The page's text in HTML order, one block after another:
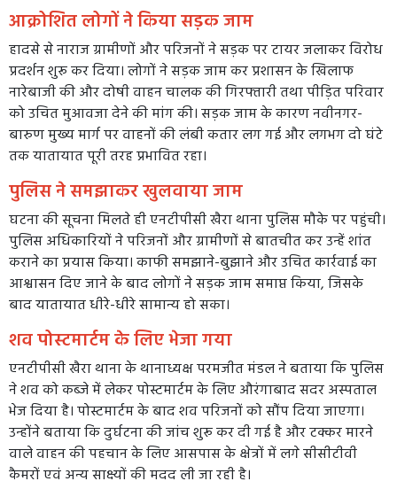
आक्रोशित लोगों ने किया सड़क जाम
हादसे से नाराज ग्रामीणों और परिजनों ने सड़क पर टायर जलाकर विरोध
प्रदर्शन शुरू कर दिया। लोगों ने सड़क जाम कर प्रशासन के खिलाफ
नारेबाजी की और दोषी वाहन चालक की गिरफ्तारी तथा पीड़ित परिवार
को उचित मुआवजा देने की मांग की। सड़क जाम के कारण नवीनगर-
बारुण मुख्य मार्ग पर वाहनों की लंबी कतार लग गई और लगभग दो घंटे
तक यातायात पूरी तरह प्रभावित रहा।
पुलिस ने समझाकर खुलवाया जाम
घटना की सूचना मिलते ही एनटीपीसी खैरा थाना पुलिस मौके पर पहुंची।
पुलिस अधिकारियों ने परिजनों और ग्रामीणों से बातचीत कर उन्हें शांत
कराने का प्रयास किया। काफी समझाने-बुझाने और उचित कार्रवाई का
आश्वासन दिए जाने के बाद लोगों ने सड़क जाम समाप्त किया, जिसके
बाद यातायात धीरे-धीरे सामान्य हो सका।
शव पोस्टमार्टम के लिए भेजा गया
एनटीपीसी खैरा थाना के थानाध्यक्ष परमजीत मंडल ने बताया कि पुलिस
ने शव को कब्जे में लेकर पोस्टमार्टम के लिए औरंगाबाद सदर अस्पताल
भेज दिया है। पोस्टमार्टम के बाद शव परिजनों को सौंप दिया जाएगा।
उन्होंने बताया कि दुर्घटना की जांच शुरू कर दी गई है और टक्कर मारने
वाले वाहन की पहचान के लिए आसपास के क्षेत्रों में लगे सीसीटीवी
कैमरों एवं अन्य साक्ष्यों की मदद ली जा रही है।